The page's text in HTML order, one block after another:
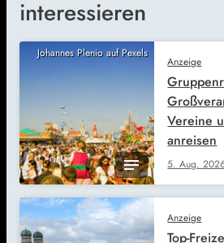
interessieren
Johannes Plenio auf Pexels
Anzeige
5. Aug.
Vereine
anreisen
Anzeige
Top-